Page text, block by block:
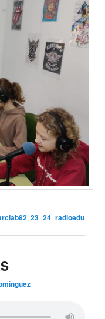
,23_24_radioedu